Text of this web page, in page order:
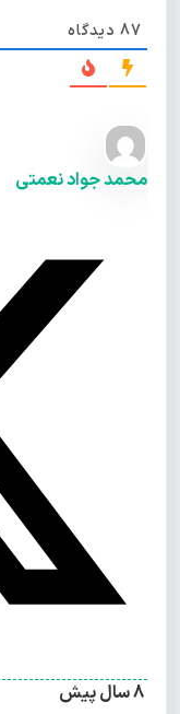
87 دیدگاه
محمد جواد نعمتی